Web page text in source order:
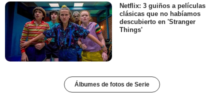
Netflix: 3 guiños a películas
clásicas que no habíamos
descubierto en 'Stranger
Things'
Álbumes de fotos de Serie